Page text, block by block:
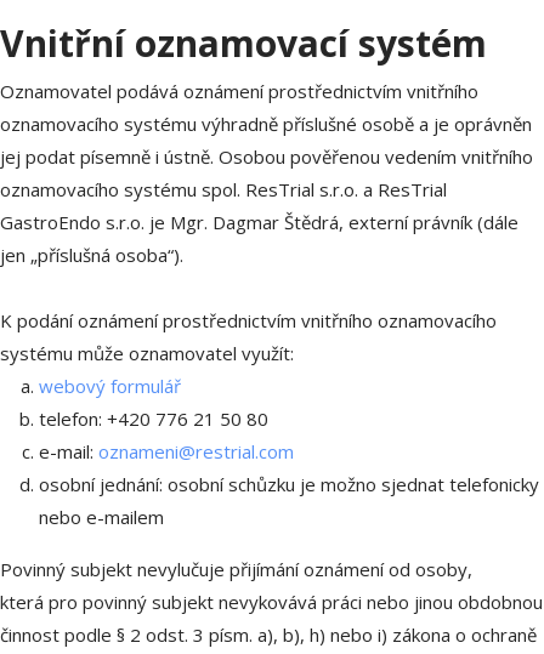
Vnitřní oznamovací systém
Oznamovatel podává oznámení prostřednictvím vnitřního
oznamovacího systému výhradně příslušné osobě a je oprávněn
jej podat písemně i ústně. Osobou pověřenou vedením vnitřního
oznamovacího systému spol. ResTrial s.r.o. a ResTrial
GastroEndo s.r.o. je Mgr. Dagmar Štědrá, externí právník (dále
jen „příslušná osoba“).
K podání oznámení prostřednictvím vnitřního oznamovacího
systému může oznamovatel využít:
webový formulář
telefon: +420 776 21 50 80
e-mail: oznameni@restrial.com
osobní jednání: osobní schůzku je možno sjednat telefonicky
nebo e-mailem
Povinný subjekt nevylučuje přijímání oznámení od osoby,
která pro povinný subjekt nevykovává práci nebo jinou obdobnou
činnost podle § 2 odst. 3 písm. a), b), h) nebo i) zákona o ochraně